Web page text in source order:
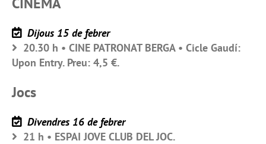
Dijous 15 de febrer
20.30 h • CINE PATRONAT BERGA • Cicle Gaudí:
Upon Entry. Preu: 4,5 €.
Jocs
Divendres 16 de febrer
21 h • ESPAI JOVE CLUB DEL JOC.